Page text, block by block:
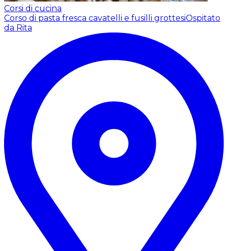
Corsi di cucina
Corso di pasta fresca cavatelli e fusilli grottesiOspitato
da Rita